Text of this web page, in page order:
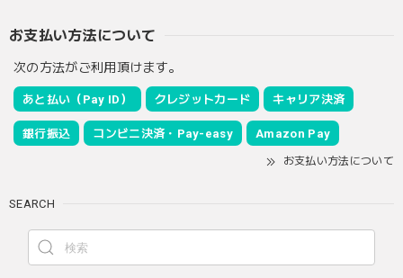
お支払い方法について
次の方法がご利用頂けます。
あと払い（Pay ID） クレジットカード キャリア決済
銀行振込 コンビニ決済・Pay-easy Amazon Pay
お支払い方法について
SEARCH